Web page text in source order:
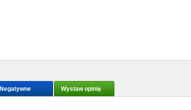
Negatywne Wystaw opinię